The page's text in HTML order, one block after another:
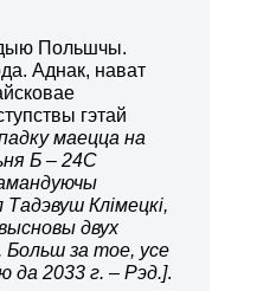
Польшчы.
Аднак, нават
гэтай
маецца на
Б – 24С
Клімецкі,
двух
за тое, усе
да 2033 г. – Рэд.].